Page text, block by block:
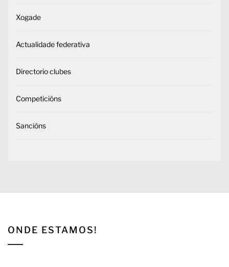
Xogade
Actualidade federativa
Directorio clubes
Competicións
Sancións
ONDE ESTAMOS!